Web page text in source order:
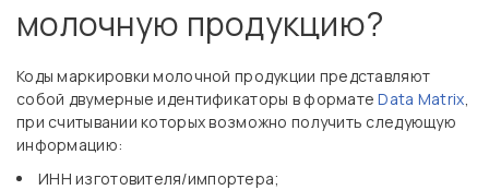
молочную продукцию?
Коды маркировки молочной продукции представляют
собой двумерные идентификаторы в форматеData Matrix,
при считывании которых возможно получить следующую
информацию:
ИНН изготовителя/импортера;